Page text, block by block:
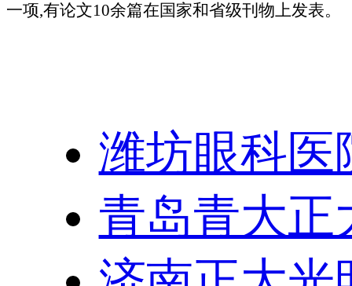
一项,有论文10余篇在国家和省级刊物上发表。
潍坊眼科医
青岛青大